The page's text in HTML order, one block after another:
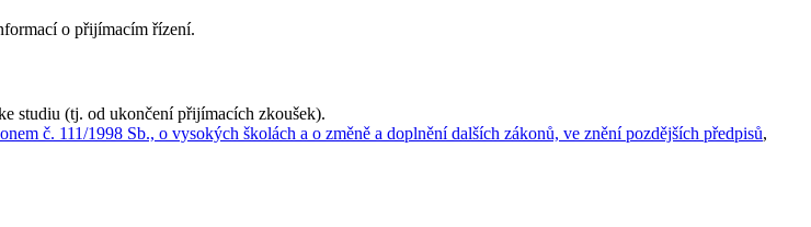
o přijímacím řízení.
studiu (tj. od ukončení přijímacích zkoušek).
č. 111/1998 Sb., o vysokých školách a o změně a doplnění dalších zákonů, ve znění pozdějších předpisů,